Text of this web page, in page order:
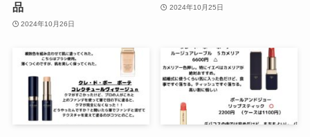
品
2024年10月26日
2024年10月25日